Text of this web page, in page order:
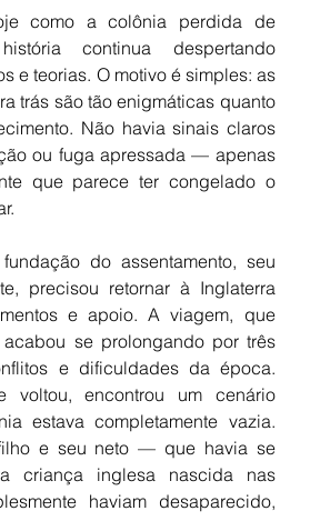
como a colônia perdida de
continua despertando
e teorias. O motivo é simples: as
trás são tão enigmáticas quanto
Não havia sinais claros
ou fuga apressada — apenas
que parece ter congelado o
do assentamento, seu
precisou retornar à Inglaterra
e apoio. A viagem, que
se prolongando por três
e dificuldades da época.
voltou, encontrou um cenário
estava completamente vazia.
e seu neto — que havia se
criança inglesa nascida nas
haviam desaparecido,